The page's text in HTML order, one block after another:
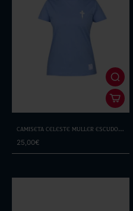
Camiseta Celeste Muller Escudo
Blanco
25,00€